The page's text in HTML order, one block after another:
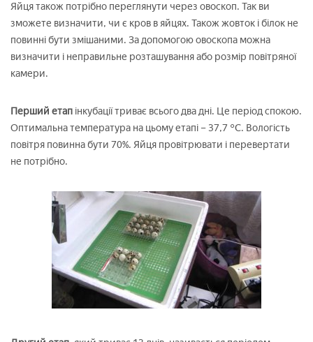
Яйця також потрібно переглянути через овоскоп. Так ви
зможете визначити, чи є кров в яйцях. Також жовток і білок не
повинні бути змішаними. За допомогою овоскопа можна
визначити і неправильне розташування або розмір повітряної
камери.
Перший етап інкубації триває всього два дні. Це період спокою.
Оптимальна температура на цьому етапі – 37,7 °C. Вологість
повітря повинна бути 70%. Яйця провітрювати і перевертати
не потрібно.